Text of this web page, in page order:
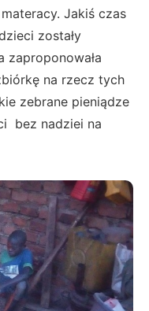
Jakiś czas
zostały
zaproponowała
na rzecz tych
zebrane pieniądze
bez nadziei na